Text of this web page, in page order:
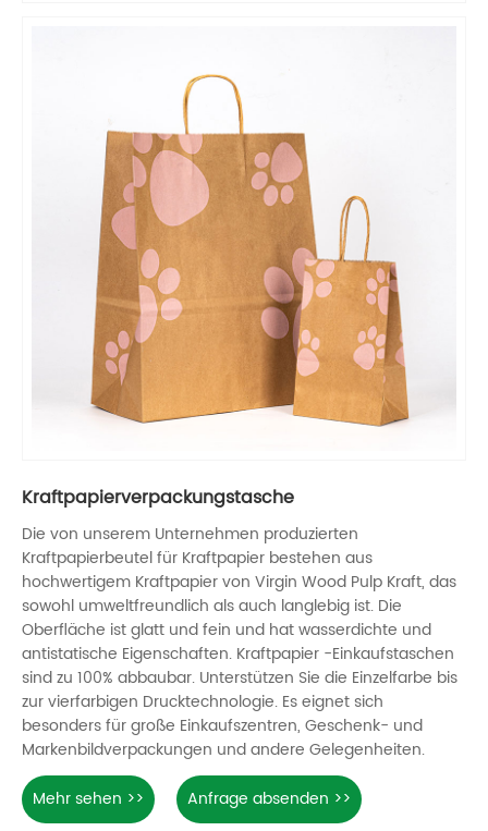
Kraftpapierverpackungstasche
Die von unserem Unternehmen produzierten
Kraftpapierbeutel für Kraftpapier bestehen aus
hochwertigem Kraftpapier von Virgin Wood Pulp Kraft, das
sowohl umweltfreundlich als auch langlebig ist. Die
Oberfläche ist glatt und fein und hat wasserdichte und
antistatische Eigenschaften. Kraftpapier -Einkaufstaschen
sind zu 100% abbaubar. Unterstützen Sie die Einzelfarbe bis
zur vierfarbigen Drucktechnologie. Es eignet sich
besonders für große Einkaufszentren, Geschenk- und
Markenbildverpackungen und andere Gelegenheiten.
Mehr sehen >>
Anfrage absenden >>